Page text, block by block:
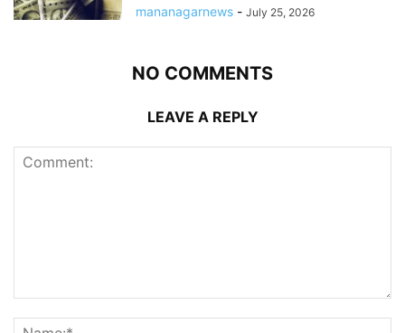
mananagarnews - July 25, 2026
NO COMMENTS
LEAVE A REPLY